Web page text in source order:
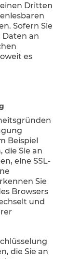
Dritten
Sofern Sie
an
es
Beispiel
die Sie an
eine SSL-
Sie
Browsers
und
die Sie an